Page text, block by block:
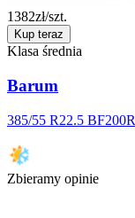
1382zł/szt.
Kup teraz
Klasa średnia
Barum
385/55 R22.5
Zbieramy opinie